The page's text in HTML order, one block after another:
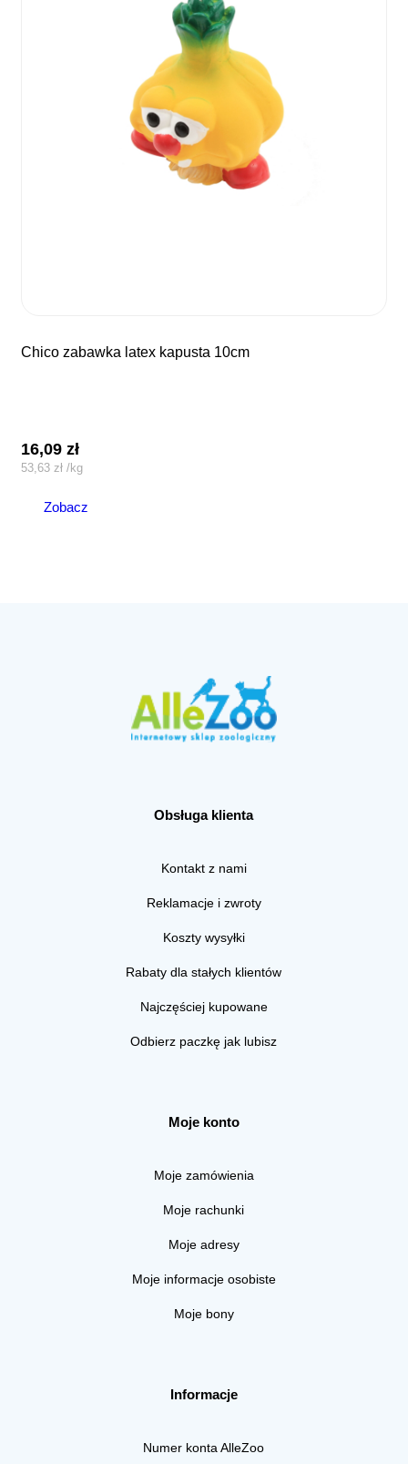
chico zabawka latex kapusta 10cm
16,09zł
53,63zł /kg
Zobacz
Obsługa klienta
Kontakt z nami
Reklamacje i zwroty
Koszty wysyłki
Rabaty dla stałych klientów
Najczęściej kupowane
Odbierz paczkę jak lubisz
Moje konto
Moje zamówienia
Moje rachunki
Moje adresy
Moje informacje osobiste
Moje bony
Informacje
Numer konta AlleZoo